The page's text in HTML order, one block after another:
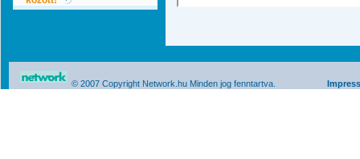
© 2007 Copyright Network.hu Minden jog fenntartva.